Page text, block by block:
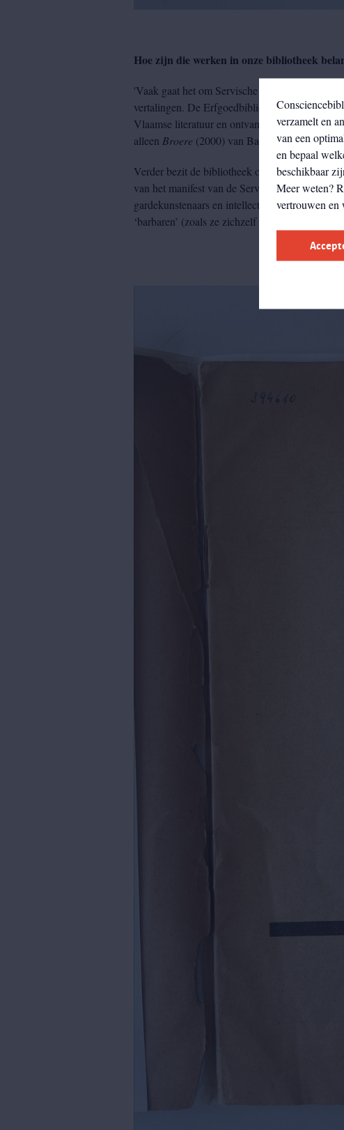
verzamelt en
van een
en bepaal
beschikbaar
Meer weten?
vertrouwen en
Hoe zijn die werken in onze bibliotheek
'Vaak gaat het om Servische vertalingen van
vertalingen. De Erfgoedbibliotheek ontvangt
Vlaamse literatuur en ontvangen hiervan
alleen Broere (2000) van Bart Moeyaert
Verder bezit de bibliotheek ook veel
van het manifest van de Servische avant-
gardekunstenaars en intellectuelen. Zenit was
‘barbaren’ (zoals ze zichzelf noemden) uit de